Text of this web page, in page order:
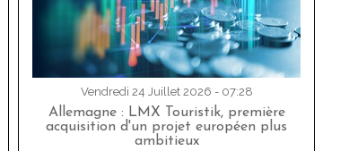
Vendredi 24 Juillet 2026 - 07:28
Allemagne : LMX Touristik, première
acquisition d'un projet européen plus
ambitieux